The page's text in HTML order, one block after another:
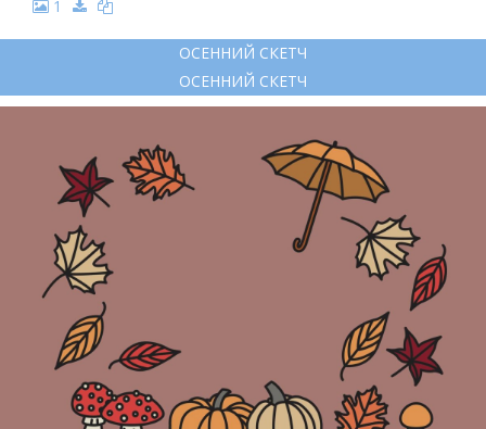
1
ОСЕННИЙ СКЕТЧ
ОСЕННИЙ СКЕТЧ